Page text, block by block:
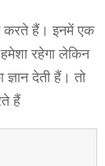
करते हैं। इनमें एक
रहेगा लेकिन
देती हैं। तो
हैं